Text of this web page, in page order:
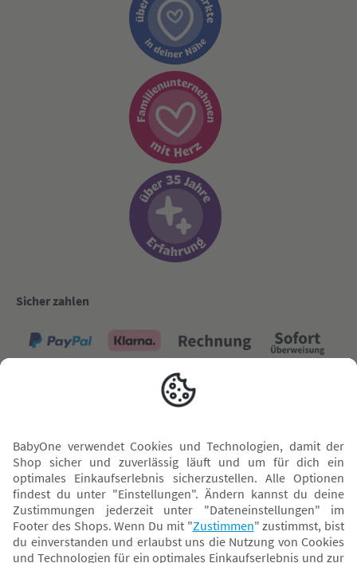
Sicher zahlen
* Alle Preise inkl. MwSt. und ggf. zzgl.Versandkosten. Der dargestellte Preis gilt -